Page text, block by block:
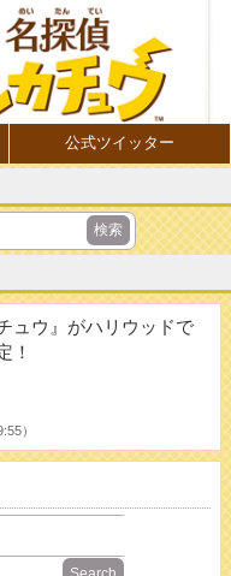
公式ツイッター
ュウ』がハリウッドで
！
）